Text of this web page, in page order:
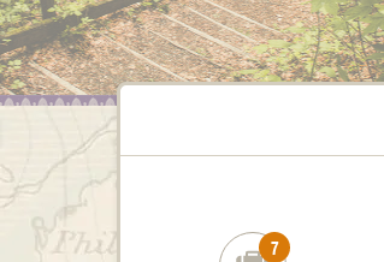
number_of_trips:
7